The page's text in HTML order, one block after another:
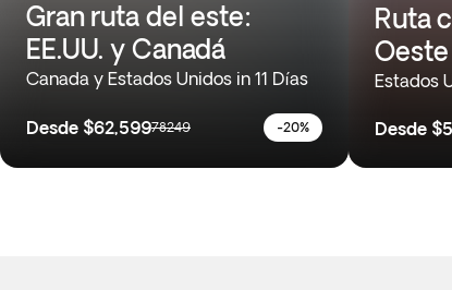
Gran ruta del este:
EE.UU. y Canadá
Canada y Estados Unidos in 11 Días
Desde $62,59978249 -20%
Ruta
Estados
Desde